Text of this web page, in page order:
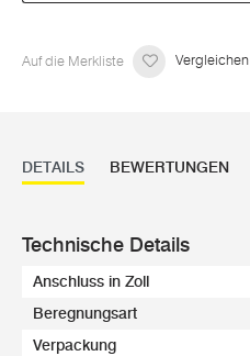
Auf die Merkliste Vergleichen
DETAILS BEWERTUNGEN
Technische Details
Anschluss in Zoll
Beregnungsart
Verpackung